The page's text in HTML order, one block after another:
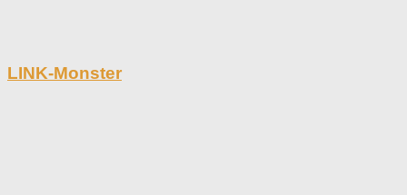
LINK-Monster